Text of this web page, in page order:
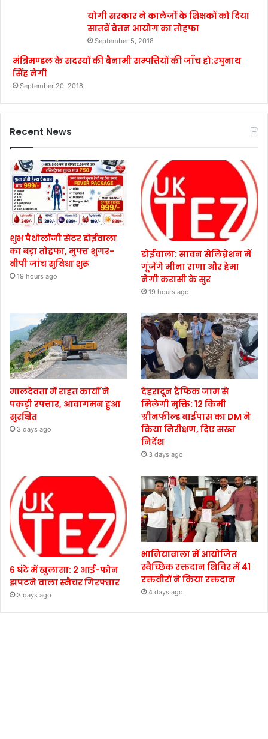
योगी सरकार ने कालेजों के शिक्षकों को दिया
सातवें वेतन आयोग का तोहफा
September 5, 2018
मंत्रिमण्डल के सदस्यों की बैनामी सम्पत्तियों की जाँच हो:रघुनाथ
सिंह नेगी
September 20, 2018
Recent News
शुभ पैथोलॉजी सेंटर डोईवाला
का बड़ा तोहफा, मुफ्त शुगर-
बीपी जांच सुविधा शुरू
19 hours ago
डोईवाला: सावन सेलिब्रेशन में
गूंजेंगे मीना राणा और हेमा
नेगी करासी के सुर
19 hours ago
मालदेवता में राहत कार्यों ने
पकड़ी रफ्तार, आवागमन हुआ
सुरक्षित
3 days ago
देहरादून ट्रैफिक जाम से
मिलेगी मुक्ति: 12 किमी
ग्रीनफील्ड बाईपास का DM ने
किया निरीक्षण, दिए सख्त
निर्देश
3 days ago
6 घंटे में खुलासा: 2 आई-फोन
झपटने वाला स्नैचर गिरफ्तार
3 days ago
भानियावाला में आयोजित
स्वैच्छिक रक्तदान शिविर में 41
रक्तवीरों ने किया रक्तदान
4 days ago